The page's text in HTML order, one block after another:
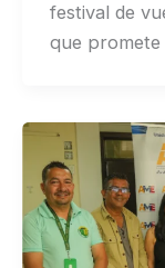
festival de
que